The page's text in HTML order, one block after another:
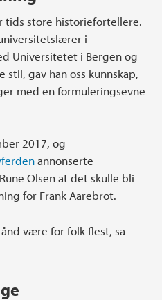
tids store historiefortellere.
i
Universitetet i Bergen og
gav han oss kunnskap,
med en formuleringsevne
2017, og
annonserte
Olsen at det skulle bli
for Frank Aarebrot.
være for folk flest, sa